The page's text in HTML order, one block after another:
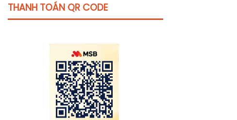
THANH TOÁN QR CODE